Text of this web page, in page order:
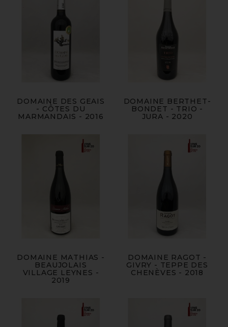
DOMAINE DES GEAIS
- CÔTES DU
MARMANDAIS - 2016
DOMAINE BERTHET-
BONDET - TRIO -
JURA - 2020
DOMAINE MATHIAS -
BEAUJOLAIS
VILLAGE LEYNES -
2019
DOMAINE RAGOT -
GIVRY - TEPPE DES
CHENÈVES - 2018